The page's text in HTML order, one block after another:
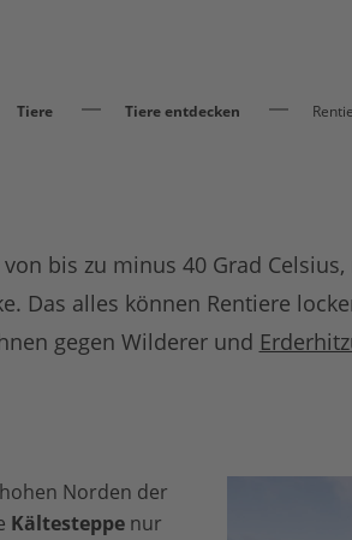
Tiere Tiere entdecken
bis zu minus 40 Grad
Das alles können Rentiere
gegen Wilderer und
Norden der
Kältesteppenur